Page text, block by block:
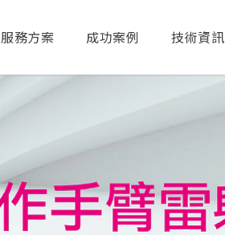
服務方案 成功案例 技術資訊